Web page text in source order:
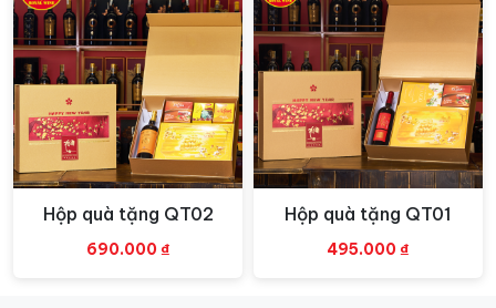
Xem nhanh
Hộp quà tặng QT02
690.000 ₫
Xem nhanh
Hộp quà tặng QT01
495.000 ₫